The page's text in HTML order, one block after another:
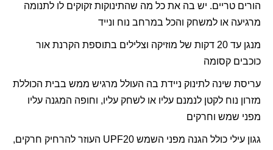
הורים טריים. יש בה את כל מה שהתינוקות זקוקים לו לתנומה
מרגיעה או למשחק והכל במרחב נוח ונייד
מנגן עד 20 דקות של מוזיקה וצלילים בתוספת הקרנת אור
כוכבים קסומה
עריסת שינה לתינוק ניידת בה העולל מרגיש ממש בבית הכוללת
מזרון נוח לקטן לנמנם עליו או לשחק עליו, וחופה המגנה עליו
מפני שמש וחרקים
גגון עילי כולל הגנה מפני השמש UPF20 העוזר להרחיק חרקים,